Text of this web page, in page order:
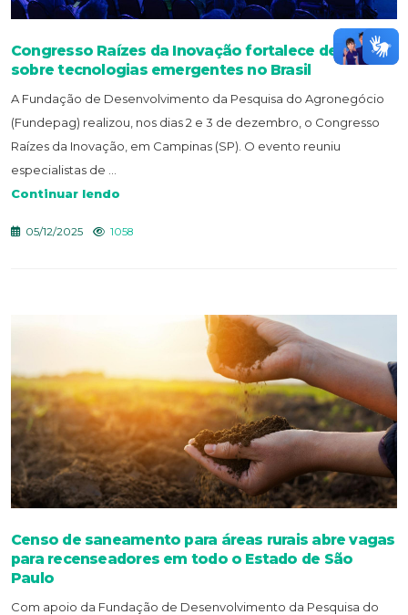
Congresso Raízes da Inovação fortalece debate
sobre tecnologias emergentes no Brasil
A Fundação de Desenvolvimento da Pesquisa do Agronegócio
(Fundepag) realizou, nos dias 2 e 3 de dezembro, o Congresso
Raízes da Inovação, em Campinas (SP). O evento reuniu
especialistas de ...
Continuar lendo
05/12/2025 1058
Censo de saneamento para áreas rurais abre vagas
para recenseadores em todo o Estado de São
Paulo
Com apoio da Fundação de Desenvolvimento da Pesquisa do